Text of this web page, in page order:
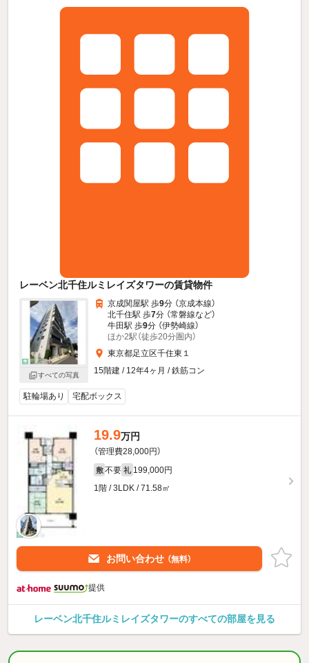
レーベン北千住ルミレイズタワーの賃貸物件
すべての写真
京成関屋駅 歩9分 （京成本線）
北千住駅 歩7分 （常磐線など）
牛田駅 歩9分 （伊勢崎線）
ほか2駅（徒歩20分圏内）
東京都足立区千住東１
15階建 / 12年4ヶ月 / 鉄筋コン
駐輪場あり 宅配ボックス
19.9万円
（管理費28,000円）
敷 不要 礼 199,000円
1階 / 3LDK / 71.58㎡
お問い合わせ （無料）
提供
レーベン北千住ルミレイズタワーのすべての部屋を見る